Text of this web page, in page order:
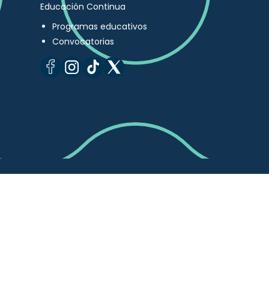
Educación Continua
Programas educativos
Convocatorias